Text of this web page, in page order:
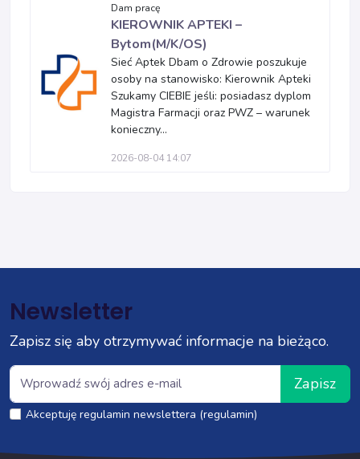
Dam pracę
KIEROWNIK APTEKI –
Bytom(M/K/OS)
Sieć Aptek Dbam o Zdrowie poszukuje
osoby na stanowisko: Kierownik Apteki
Szukamy CIEBIE jeśli: posiadasz dyplom
Magistra Farmacji oraz PWZ – warunek
konieczny...
2026-08-04 14:07
Newsletter
Zapisz się aby otrzymywać informacje na bieżąco.
Zapisz
Akceptuję regulamin newslettera (regulamin)